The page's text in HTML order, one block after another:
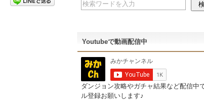
Youtubeで動画配信中
ダンジョン攻略やガチャ結果など配信中
ル登録お願いします♪